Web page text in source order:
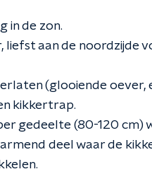
in de zon.
liefst aan de noordzijde
(glooiende oever,
kikkertrap.
gedeelte (80-120 cm)
deel waar de